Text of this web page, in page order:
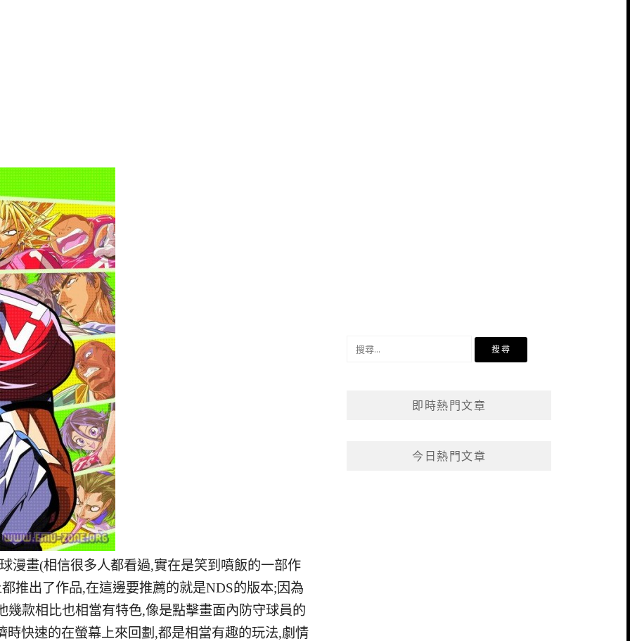
漫畫(相信很多人都看過,實在是笑到噴飯的一部作
推出了作品,在這邊要推薦的就是NDS的版本;因為
幾款相比也相當有特色,像是點擊畫面內防守球員的
快速的在螢幕上來回劃,都是相當有趣的玩法,劇情
即時熱門文章
今日熱門文章